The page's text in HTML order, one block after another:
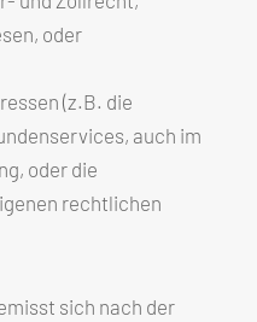
oder
(z.B. die
auch im
oder die
rechtlichen
sich nach der